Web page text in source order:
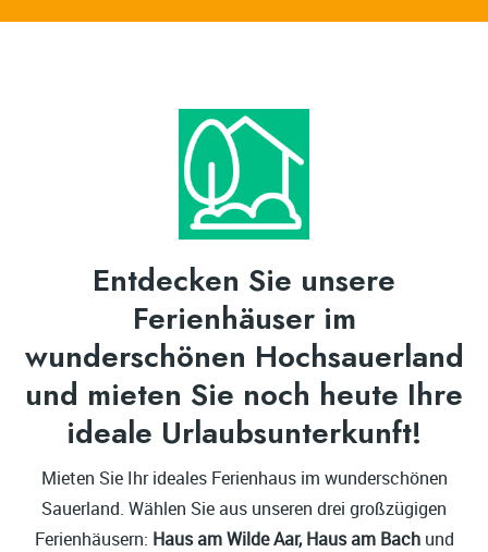
Entdecken Sie unsere
Ferienhäuser im
wunderschönen Hochsauerland
und mieten Sie noch heute Ihre
ideale Urlaubsunterkunft!
Mieten Sie Ihr ideales Ferienhaus im wunderschönen
Sauerland. Wählen Sie aus unseren drei großzügigen
Ferienhäusern: Haus am Wilde Aar, Haus am Bachund